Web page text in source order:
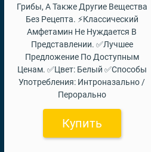
Грибы, А Также Другие Вещества
Без Рецепта. ⚡Классический
Амфетамин Не Нуждается В
Представлении. ✅Лучшее
Предложение По Доступным
Ценам. ✅Цвет: Белый ✅Способы
Употребления: Интроназально /
Перорально
Купить